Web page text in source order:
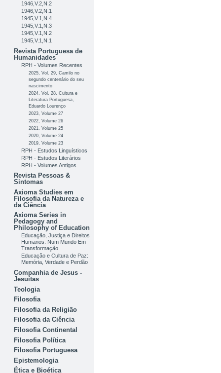
1946,V.2,N.2
1946,V.2,N.1
1945,V.1,N.4
1945,V.1,N.3
1945,V.1,N.2
1945,V.1,N.1
Revista Portuguesa de
Humanidades
RPH - Volumes Recentes
2025, Vol. 29, Camilo no
segundo centenário do seu
nascimento
2024, Vol. 28, Cultura e
Literatura Portuguesa,
Eduardo Lourenço
2023, Volume 27
2022, Volume 26
2021, Volume 25
2020, Volume 24
2019, Volume 23
RPH - Estudos Linguísticos
RPH - Estudos Literários
RPH - Volumes Antigos
Revista Pessoas &
Sintomas
Axioma Studies em
Filosofia da Natureza e
da Ciência
Axioma Series in
Pedagogy and
Philosophy of Education
Educação, Justiça e Direitos
Humanos: Num Mundo Em
Transformação
Educação e Cultura de Paz:
Memória, Verdade e Perdão
Companhia de Jesus -
Jesuítas
Teologia
Filosofia
Filosofia da Religião
Filosofia da Ciência
Filosofia Continental
Filosofia Política
Filosofia Portuguesa
Epistemologia
Ética e Bioética